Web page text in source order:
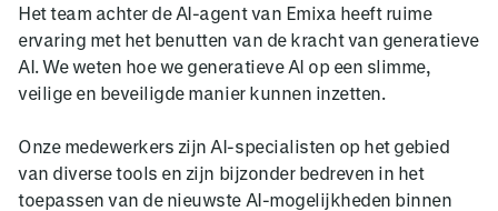
Het team achter de AI-agent van Emixa heeft ruime
ervaring met het benutten van de kracht van generatieve
AI. We weten hoe we generatieve AI op een slimme,
veilige en beveiligde manier kunnen inzetten.
Onze medewerkers zijn AI-specialisten op het gebied
van diverse tools en zijn bijzonder bedreven in het
toepassen van de nieuwste AI-mogelijkheden binnen